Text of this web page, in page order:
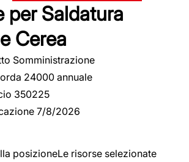
per Saldatura
Cerea
Somministrazione
24000 annuale
350225
7/8/2026
posizioneLe risorse selezionate